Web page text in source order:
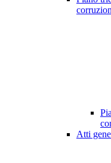
Atti